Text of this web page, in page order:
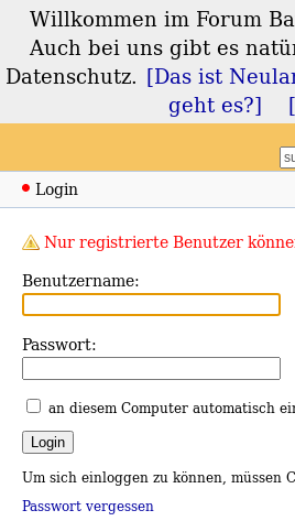
Forum
Umwelt
Login
Nur registrierte Benutzer
Benutzername:
Passwort:
an diesem Computer automatisch
Um sich einloggen zu können, müssen
Passwort vergessen
Willkommen im Forum
Auch bei uns gibt es
Datenschutz. [Das ist
geht es?]